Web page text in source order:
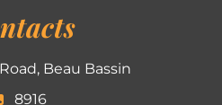
Beau Bassin
8916